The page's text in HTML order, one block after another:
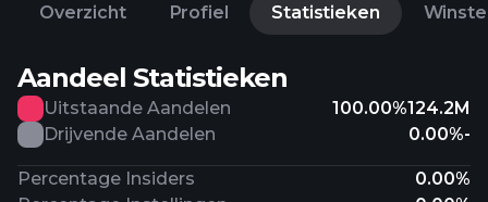
Overzicht Profiel Statistieken
Aandeel Statistieken
Uitstaande Aandelen 100.00%124.2M
Drijvende Aandelen
0.00%-
Percentage Insiders
0.00%